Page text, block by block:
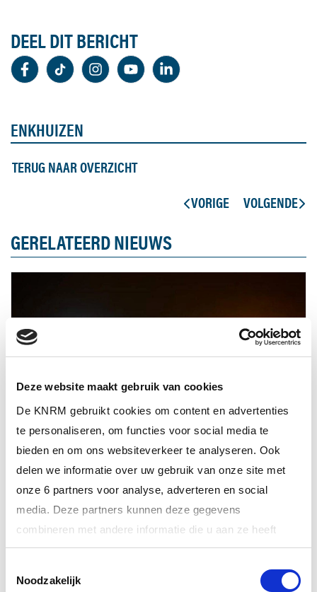
Deze website maakt gebruik van cookies
De KNRM gebruikt cookies om content en advertenties
te personaliseren, om functies voor social media te
bieden en om ons websiteverkeer te analyseren. Ook
delen we informatie over uw gebruik van onze site met
onze 6 partners voor analyse, adverteren en social
media. Deze partners kunnen deze gegevens
combineren met andere informatie die u aan ze heeft
verstrekt of die ze hebben verzameld op basis van uw
Noodzakelijk
DEEL DIT BERICHT
ENKHUIZEN
TERUG NAAR OVERZICHT
VORIGE
VOLGENDE
GERELATEERD NIEUWS
Motorjacht gestrand op de Markerwadden